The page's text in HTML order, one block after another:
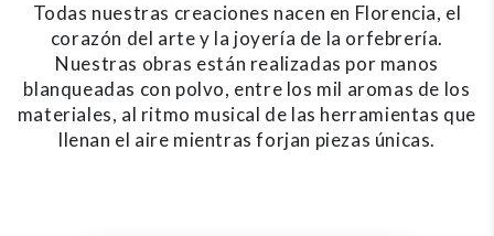
Todas nuestras creaciones nacen en Florencia, el
corazón del arte y la joyería de la orfebrería.
Nuestras obras están realizadas por manos
blanqueadas con polvo, entre los mil aromas de los
materiales, al ritmo musical de las herramientas que
llenan el aire mientras forjan piezas únicas.